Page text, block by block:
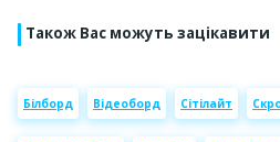
Також Вас можуть зацікавити
Білборд Відеоборд Сітілайт